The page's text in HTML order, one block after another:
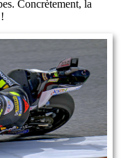
Concrètement, la